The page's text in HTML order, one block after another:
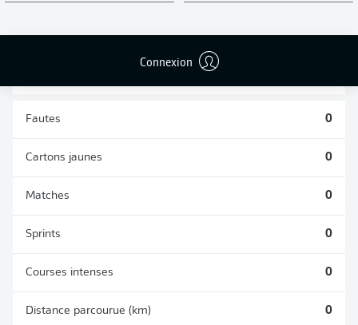
Connexion
0 0
Fautes 0
Cartons jaunes 0
Matches 0
Sprints 0
Courses intenses 0
Distance parcourue (km) 0